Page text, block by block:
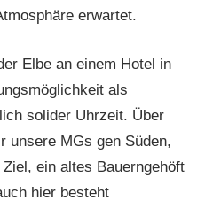
erwartet.
Elbe an einem Hotel in
als
solider Uhrzeit. Über
unsere MGs gen Süden,
ein altes Bauerngehöft
hier besteht